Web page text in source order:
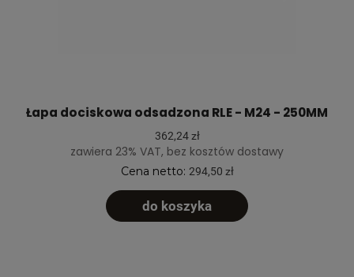
Łapa dociskowa odsadzona RLE - M24 - 250MM
362,24 zł
zawiera 23% VAT, bez kosztów dostawy
Cena netto: 294,50 zł
do koszyka